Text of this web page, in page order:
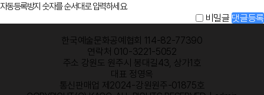
자동등록방지 숫자를 순서대로 입력하세요.
비밀글 댓글등록
한국예술문화공예협회 114-82-77390
연락처 010-3221-5052
주소 강원도 원주시 봉대길43, 상가1호
대표 정영옥
통신판매업 제2024-강원원주-01875호